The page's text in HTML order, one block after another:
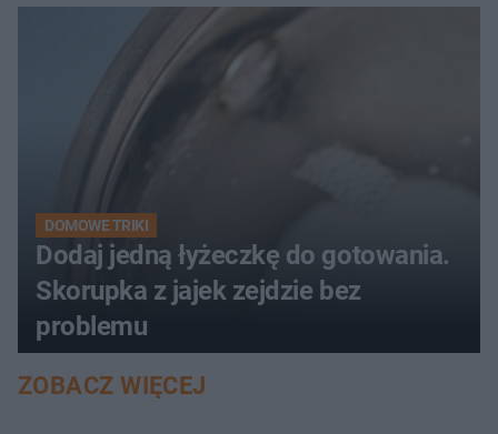
DOMOWE TRIKI
Dodaj jedną łyżeczkę do gotowania.
Skorupka z jajek zejdzie bez
problemu
ZOBACZ WIĘCEJ